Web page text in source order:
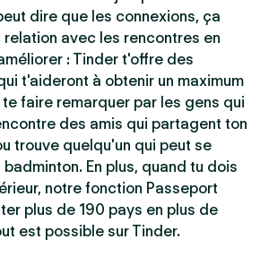
dire que les connexions, ça
relation avec les rencontres en
: Tinder t'offre des
t'aideront à obtenir un maximum
faire remarquer par les gens qui
des amis qui partagent ton
trouve quelqu'un qui peut se
En plus, quand tu dois
notre fonction Passeport
plus de 190 pays en plus de
est possible sur Tinder.